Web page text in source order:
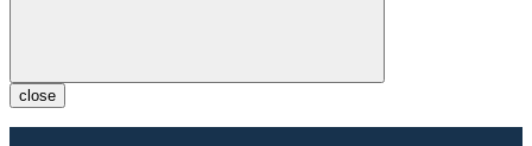
close